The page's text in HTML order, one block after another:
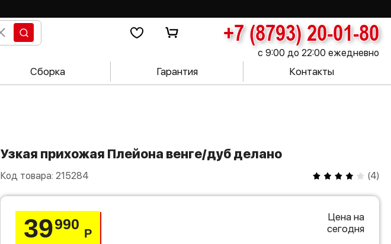
+7 (8793) 20-01-80
с 9:00 до 22:00 ежедневно
Сборка Гарантия Контакты
Узкая прихожая Плейона венге/дуб делано
Код товара: 215284 (4)
39990
Р
Цена на
сегодня